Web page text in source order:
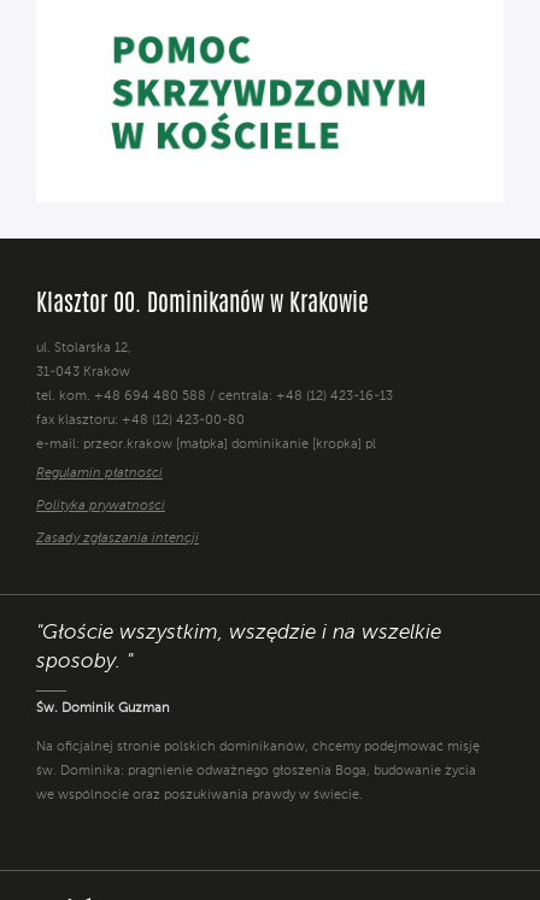
Klasztor OO. Dominikanów w Krakowie
ul. Stolarska 12,
31-043 Kraków
tel. kom. +48 694 480 588 / centrala: +48 (12) 423-16-13
fax klasztoru: +48 (12) 423-00-80
e-mail: przeor.krakow [małpka] dominikanie [kropka] pl
Regulamin płatności
Polityka prywatności
Zasady zgłaszania intencji
"Głoście wszystkim, wszędzie i na wszelkie
sposoby. "
Św. Dominik Guzman
Na oficjalnej stronie polskich dominikanów, chcemy podejmować misję
św. Dominika: pragnienie odważnego głoszenia Boga, budowanie życia
we wspólnocie oraz poszukiwania prawdy w świecie.